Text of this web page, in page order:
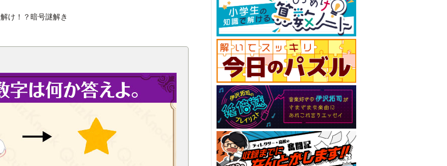
け！？暗号謎解き